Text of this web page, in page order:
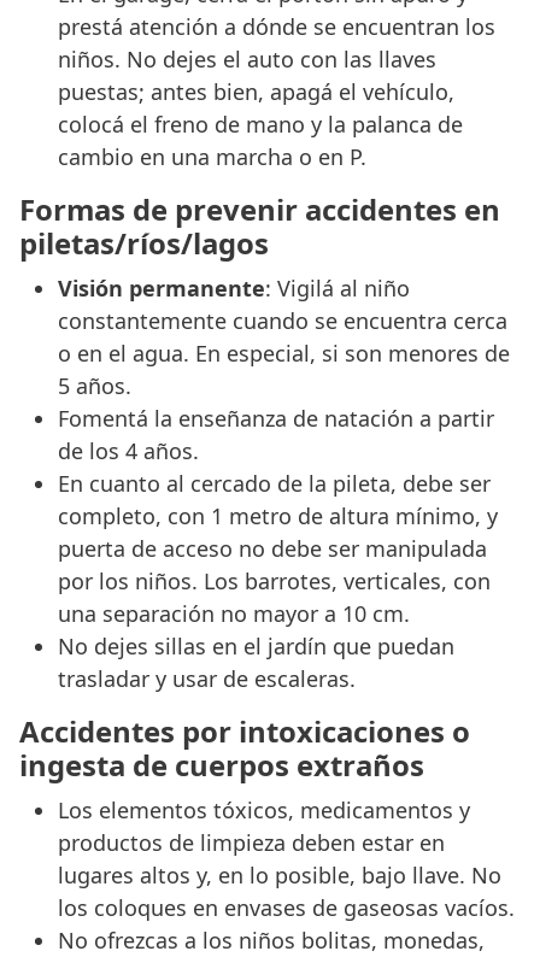
prestá atención a dónde se encuentran los
niños. No dejes el auto con las llaves
puestas; antes bien, apagá el vehículo,
colocá el freno de mano y la palanca de
cambio en una marcha o en P.
Formas de prevenir accidentes en
piletas/ríos/lagos
Visión permanente: Vigilá al niño
constantemente cuando se encuentra cerca
o en el agua. En especial, si son menores de
5 años.
Fomentá la enseñanza de natación a partir
de los 4 años.
En cuanto al cercado de la pileta, debe ser
completo, con 1 metro de altura mínimo, y
puerta de acceso no debe ser manipulada
por los niños. Los barrotes, verticales, con
una separación no mayor a 10 cm.
No dejes sillas en el jardín que puedan
trasladar y usar de escaleras.
Accidentes por intoxicaciones o
ingesta de cuerpos extraños
Los elementos tóxicos, medicamentos y
productos de limpieza deben estar en
lugares altos y, en lo posible, bajo llave. No
los coloques en envases de gaseosas vacíos.
No ofrezcas a los niños bolitas, monedas,